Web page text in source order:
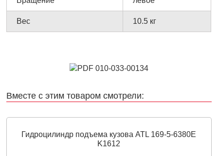
Вес 10.5 кг
Вместе с этим товаром смотрели:
Гидроцилиндр подъема кузова ATL 169-5-6380E
K1612